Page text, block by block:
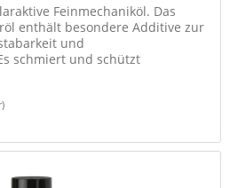
Feinmechaniköl. Das
enthält besondere Additive zur
und
schmiert und schützt